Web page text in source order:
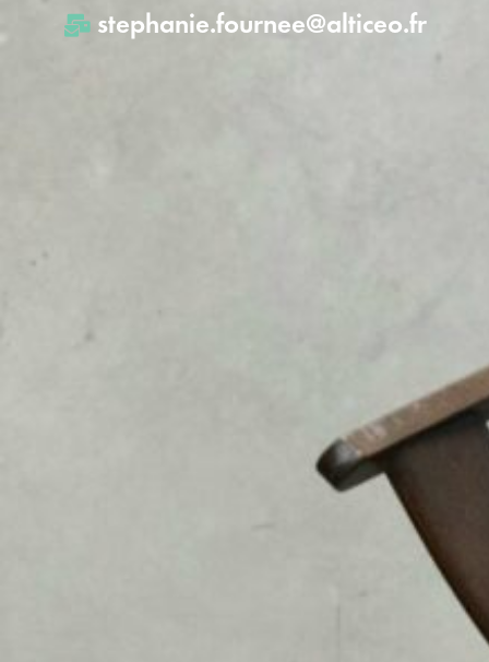
stephanie.fournee@alticeo.fr